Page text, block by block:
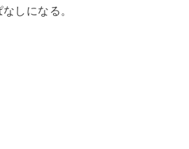
しになる。